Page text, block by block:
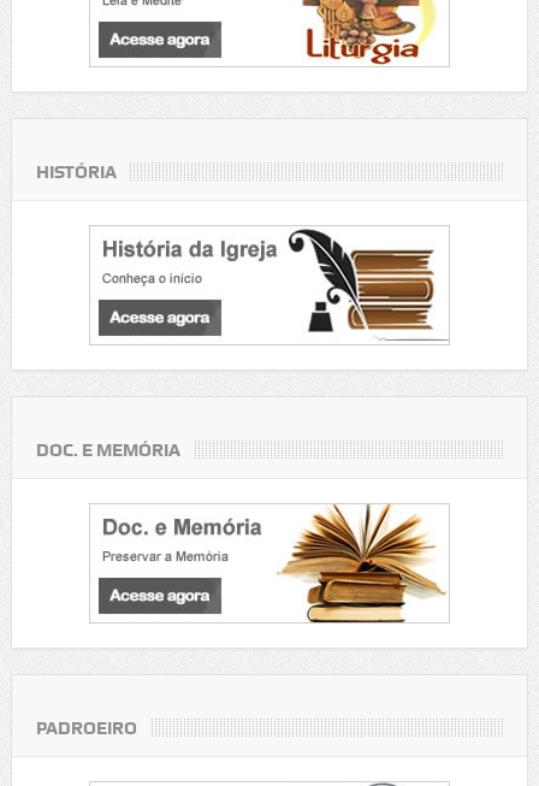
HISTÓRIA
DOC. E MEMÓRIA
PADROEIRO